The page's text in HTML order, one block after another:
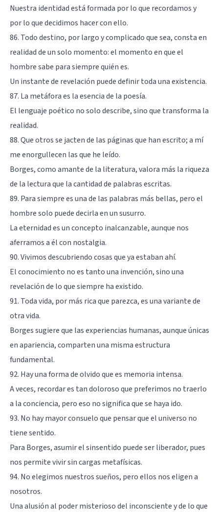
Nuestra identidad está formada por lo que recordamos y
por lo que decidimos hacer con ello.
86. Todo destino, por largo y complicado que sea, consta en
realidad de un solo momento: el momento en que el
hombre sabe para siempre quién es.
Un instante de revelación puede definir toda una existencia.
87. La metáfora es la esencia de la poesía.
El lenguaje poético no solo describe, sino que transforma la
realidad.
88. Que otros se jacten de las páginas que han escrito; a mí
me enorgullecen las que he leído.
Borges, como amante de la literatura, valora más la riqueza
de la lectura que la cantidad de palabras escritas.
89. Para siempre es una de las palabras más bellas, pero el
hombre solo puede decirla en un susurro.
La eternidad es un concepto inalcanzable, aunque nos
aferramos a él con nostalgia.
90. Vivimos descubriendo cosas que ya estaban ahí.
El conocimiento no es tanto una invención, sino una
revelación de lo que siempre ha existido.
91. Toda vida, por más rica que parezca, es una variante de
otra vida.
Borges sugiere que las experiencias humanas, aunque únicas
en apariencia, comparten una misma estructura
fundamental.
92. Hay una forma de olvido que es memoria intensa.
A veces, recordar es tan doloroso que preferimos no traerlo
a la conciencia, pero eso no significa que se haya ido.
93. No hay mayor consuelo que pensar que el universo no
tiene sentido.
Para Borges, asumir el sinsentido puede ser liberador, pues
nos permite vivir sin cargas metafísicas.
94. No elegimos nuestros sueños, pero ellos nos eligen a
nosotros.
Una alusión al poder misterioso del inconsciente y de lo que